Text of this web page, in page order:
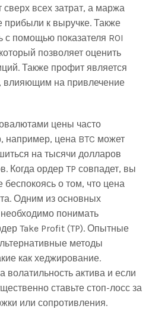
всех затрат, а маржа
к выручке. Также
помощью показателя ROI
позволяет оценить
Также профит является
влияющим на привлечение
цены часто
например, цена BTC может
на тысячи долларов
Когда ордер TP совпадет, вы
о том, что цена
Одним из основных
понимать
Take Profit (TP). Опытные
методы
как хеджирование.
актива и если
ставьте стоп-лосс за
или сопротивления.